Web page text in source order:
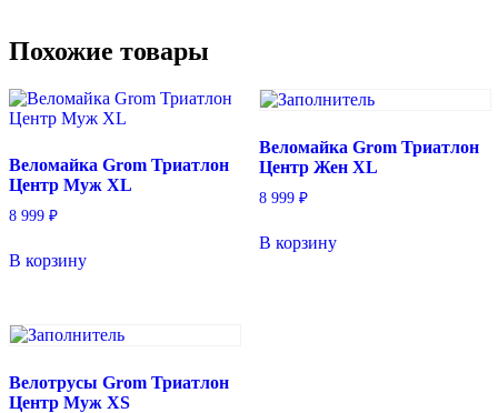
Похожие товары
Веломайка Grom Триатлон
Центр Муж XL
8 999 ₽
В корзину
Веломайка Grom Триатлон
Центр Жен XL
8 999 ₽
В корзину
Велотрусы Grom Триатлон
Центр Муж XS